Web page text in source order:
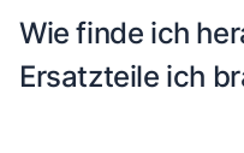
Wie finde ich
Ersatzteile ich